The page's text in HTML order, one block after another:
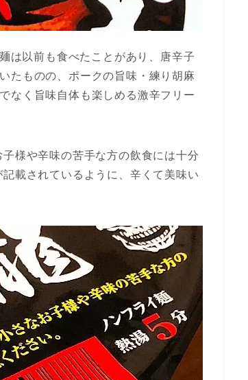
は以前も食べたことがあり、唐辛子
たものの、ポークの旨味・練り胡麻
なく旨味自体も楽しめる激辛フリー
様や辛味の苦手な方の飲食には十分
載されているように、辛くて美味い